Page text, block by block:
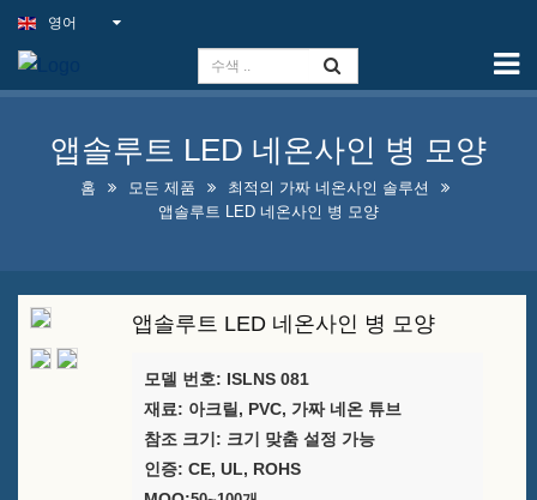
능력
슬림 라이트 사인(Slim Light
로 제공합니다
최적의 가짜 네온사인 솔루션
눈길을 끄는 주류 병 진열 디자
영어
앱솔루트 LED 네온사인 병 모양
홈 모든 제품
최적의 가짜 네온사인 솔루션
앱솔루트 LED 네온사인 병 모양
앱솔루트 LED 네온사인 병 모양
모델 번호: ISLNS 081
재료: 아크릴, PVC, 가짜 네온 튜브
참조 크기: 크기 맞춤 설정 가능
인증: CE, UL, ROHS